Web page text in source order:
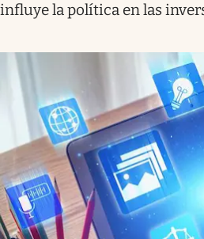
influye la política en las